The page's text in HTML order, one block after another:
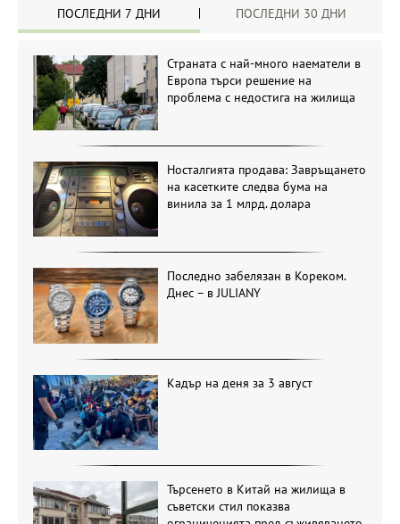
ПОСЛЕДНИ 7 ДНИ ПОСЛЕДНИ 30 ДНИ
Страната с най-много наематели в
Европа търси решение на
проблема с недостига на жилища
Носталгията продава: Завръщането
на касетките следва бума на
винила за 1 млрд. долара
Последно забелязан в Кореком.
Днес – в JULIANY
Кадър на деня за 3 август
Търсенето в Китай на жилища в
съветски стил показва